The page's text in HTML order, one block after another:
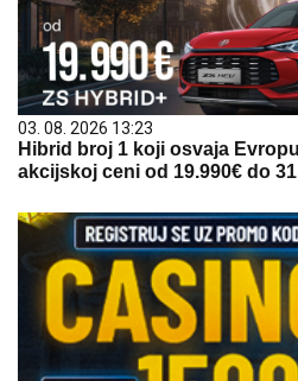
03. 08. 2026 13:23
Hibrid broj 1 koji osvaja
akcijskoj ceni od 19.990€ do